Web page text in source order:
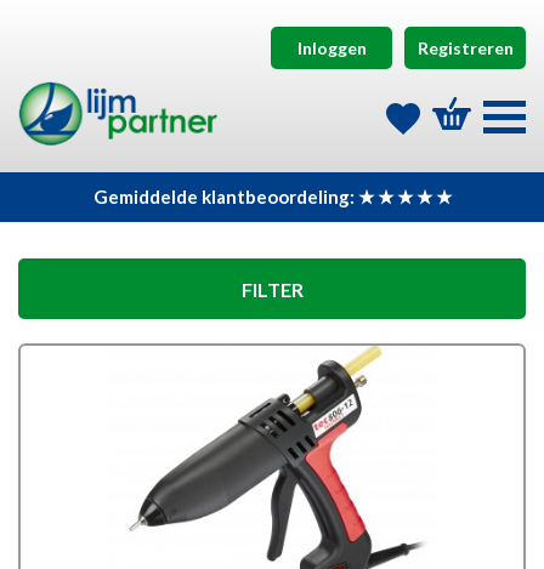
Inloggen Registreren
Gemiddelde klantbeoordeling: ★ ★ ★ ★ ★
FILTER